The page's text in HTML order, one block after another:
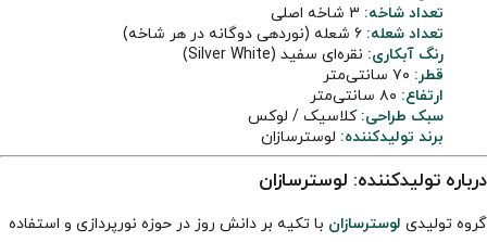
تعداد شاخه:
تعداد شعله:
رنگ آبکاری: نقره‌ای سفید (Silver White)
قطر:
ارتفاع:
سبک طراحی: کلاسیک / لوکس
برند تولیدکننده: لوسترسازان
درباره تولیدکننده: لوسترسازان
گروه تولیدی لوسترسازان با تکیه بر دانش روز در حوزه نورپردازی و استفاده